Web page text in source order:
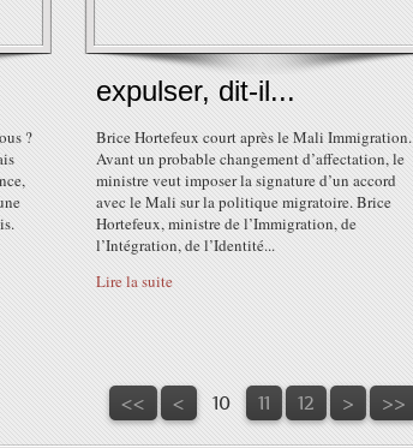
?
expulser, dit-il...
Brice Hortefeux court après le Mali Immigration.
Avant un probable changement d’affectation, le
ministre veut imposer la signature d’un accord
avec le Mali sur la politique migratoire. Brice
Hortefeux, ministre de l’Immigration, de
l’Intégration, de l’Identité...
Lire la suite
<< < 10 11 12 > >>